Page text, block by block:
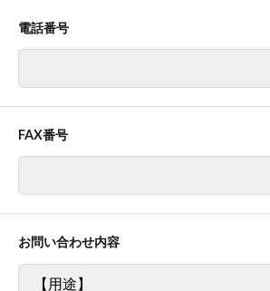
電話番号
FAX番号
お問い合わせ内容